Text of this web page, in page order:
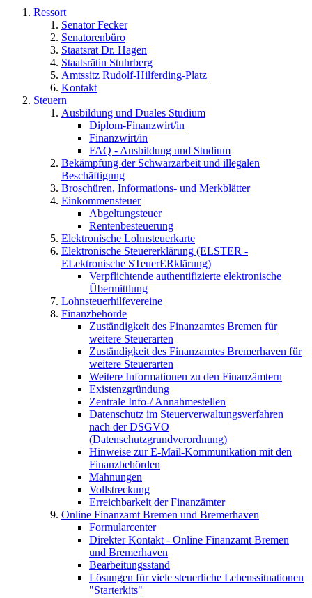
Ressort
Senator Fecker
Senatorenbüro
Staatsrat Dr. Hagen
Staatsrätin Stuhrberg
Amtssitz Rudolf-Hilferding-Platz
Kontakt
Steuern
Ausbildung und Duales Studium
Diplom-Finanzwirt/in
Finanzwirt/in
FAQ - Ausbildung und Studium
Bekämpfung der Schwarzarbeit und illegalen
Beschäftigung
Broschüren, Informations- und Merkblätter
Einkommensteuer
Abgeltungsteuer
Rentenbesteuerung
Elektronische Lohnsteuerkarte
Elektronische Steuererklärung (ELSTER -
ELektronische STeuerERklärung)
Verpflichtende authentifizierte elektronische
Übermittlung
Lohnsteuerhilfevereine
Finanzbehörde
Zuständigkeit des Finanzamtes Bremen für
weitere Steuerarten
Zuständigkeit des Finanzamtes Bremerhaven für
weitere Steuerarten
Weitere Informationen zu den Finanzämtern
Existenzgründung
Zentrale Info-/ Annahmestellen
Datenschutz im Steuerverwaltungsverfahren
nach der DSGVO
(Datenschutzgrundverordnung)
Hinweise zur E-Mail-Kommunikation mit den
Finanzbehörden
Mahnungen
Vollstreckung
Erreichbarkeit der Finanzämter
Online Finanzamt Bremen und Bremerhaven
Formularcenter
Direkter Kontakt - Online Finanzamt Bremen
und Bremerhaven
Bearbeitungsstand
Lösungen für viele steuerliche Lebenssituationen
"Starterkits"